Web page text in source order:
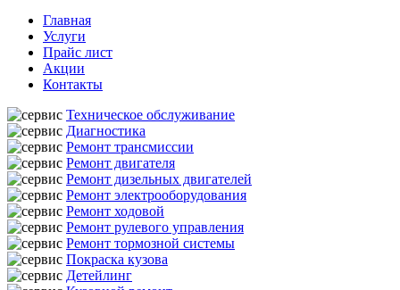
Главная
Услуги
Прайс лист
Акции
Контакты
Техническое обслуживание
Диагностика
Ремонт трансмиссии
Ремонт двигателя
Ремонт дизельных двигателей
Ремонт электрооборудования
Ремонт ходовой
Ремонт рулевого управления
Ремонт тормозной системы
Покраска кузова
Детейлинг